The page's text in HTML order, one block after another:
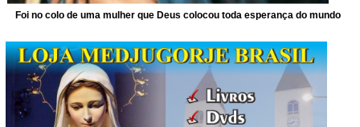
Foi no colo de uma mulher que Deus colocou toda esperança do mundo